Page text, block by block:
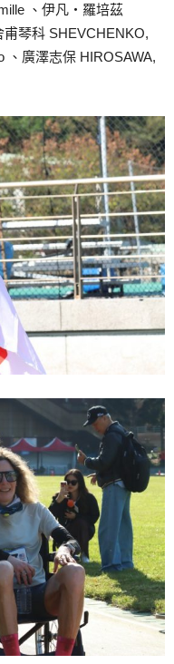
、伊凡‧羅培茲
琴科 SHEVCHENKO,
、廣澤志保 HIROSAWA,